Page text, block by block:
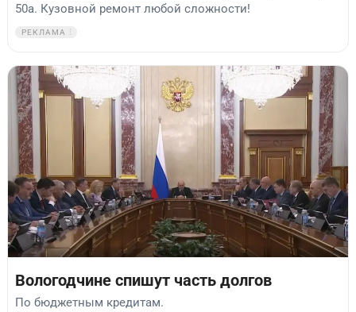
50а. Кузовной ремонт любой сложности!
РЕКЛАМА
Вологодчине спишут часть долгов
По бюджетным кредитам.